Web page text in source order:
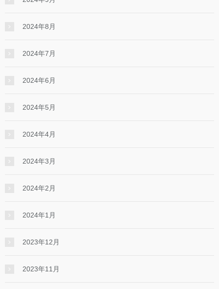
2024年8月
2024年7月
2024年6月
2024年5月
2024年4月
2024年3月
2024年2月
2024年1月
2023年12月
2023年11月